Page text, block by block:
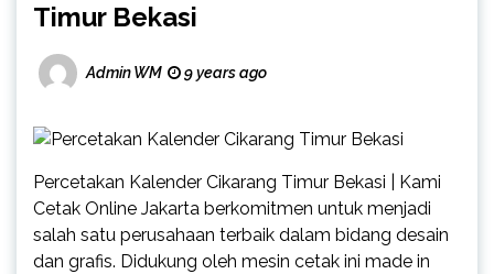
Timur Bekasi
Admin WM 9 years ago
Percetakan Kalender Cikarang Timur Bekasi | Kami
Cetak Online Jakarta berkomitmen untuk menjadi
salah satu perusahaan terbaik dalam bidang desain
dan grafis. Didukung oleh mesin cetak ini made in